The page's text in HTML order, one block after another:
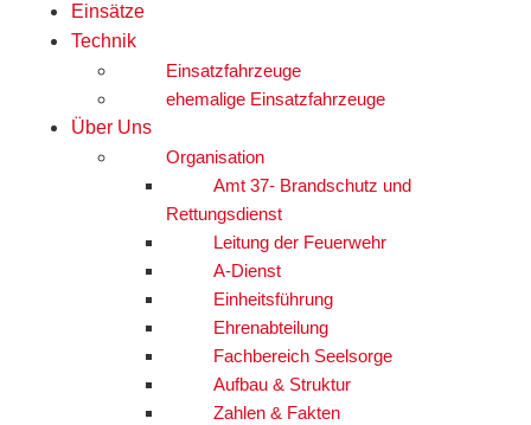
Einsätze
Technik
Einsatzfahrzeuge
ehemalige Einsatzfahrzeuge
Über Uns
Organisation
Amt 37- Brandschutz und
Rettungsdienst
Leitung der Feuerwehr
A-Dienst
Einheitsführung
Ehrenabteilung
Fachbereich Seelsorge
Aufbau & Struktur
Zahlen & Fakten